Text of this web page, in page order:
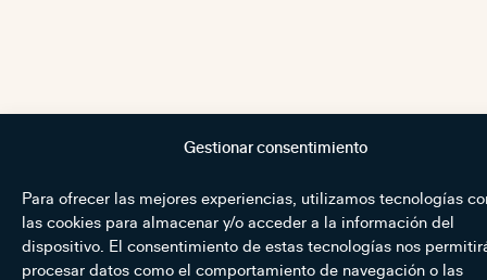
Gestionar consentimiento
Para ofrecer las mejores experiencias, utilizamos tecnologías
las cookies para almacenar y/o acceder a la información del
dispositivo. El consentimiento de estas tecnologías nos
procesar datos como el comportamiento de navegación o las